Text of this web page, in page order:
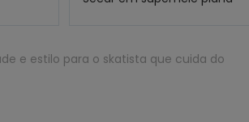
e estilo para o skatista que cuida do